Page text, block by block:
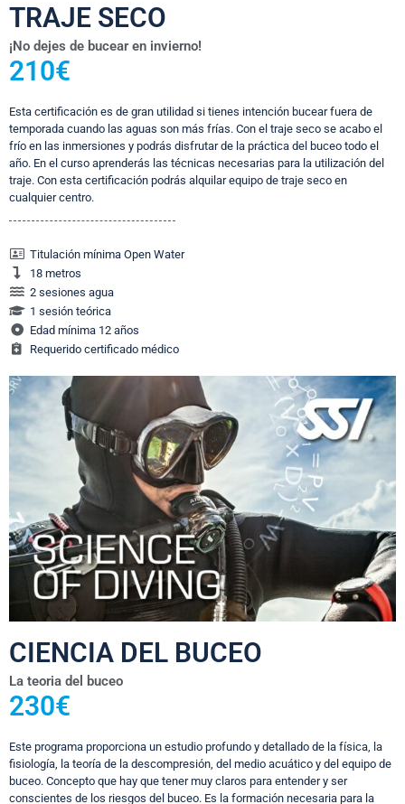
TRAJE SECO
¡No dejes de bucear en invierno!
210€
Esta certificación es de gran utilidad si tienes intención bucear fuera de
temporada cuando las aguas son más frías. Con el traje seco se acabo el
frío en las inmersiones y podrás disfrutar de la práctica del buceo todo el
año. En el curso aprenderás las técnicas necesarias para la utilización del
traje. Con esta certificación podrás alquilar equipo de traje seco en
cualquier centro.
Titulación mínima Open Water
18 metros
2 sesiones agua
1 sesión teórica
Edad mínima 12 años
Requerido certificado médico
CIENCIA DEL BUCEO
La teoria del buceo
230€
Este programa proporciona un estudio profundo y detallado de la física, la
fisiología, la teoría de la descompresión, del medio acuático y del equipo de
buceo. Concepto que hay que tener muy claros para entender y ser
conscientes de los riesgos del buceo. Es la formación necesaria para la